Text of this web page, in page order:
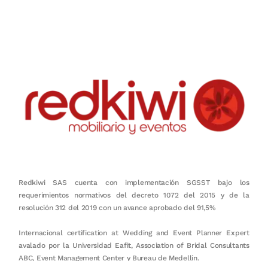
Redkiwi SAS cuenta con implementación SGSST bajo los
requerimientos normativos del decreto 1072 del 2015 y de la
resolución 312 del 2019 con un avance aprobado del 91,5%
Internacional certification at Wedding and Event Planner Expert
avalado por la Universidad Eafit, Association of Bridal Consultants
ABC, Event Management Center y Bureau de Medellín.